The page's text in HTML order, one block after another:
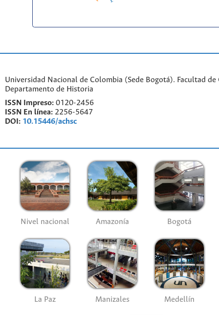
Universidad Nacional de Colombia (Sede Bogotá). Facultad de
Departamento de Historia
ISSN Impreso: 0120-2456
ISSN En línea: 2256-5647
DOI: 10.15446/achsc
Nivel nacional Amazonía Bogotá
La Paz Manizales Medellín